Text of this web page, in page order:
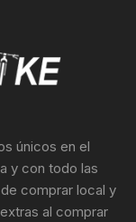
únicos en el
y con todo las
comprar local y
al comprar